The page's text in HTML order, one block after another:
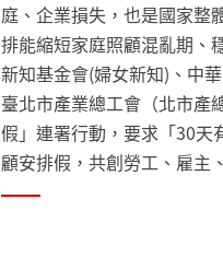
庭、企業損失，也是國家整
排能縮短家庭照顧混亂期、
新知基金會(婦女新知)、中
臺北市產業總工會（北市產
假」連署行動，要求「30天
顧安排假，共創勞工、雇主